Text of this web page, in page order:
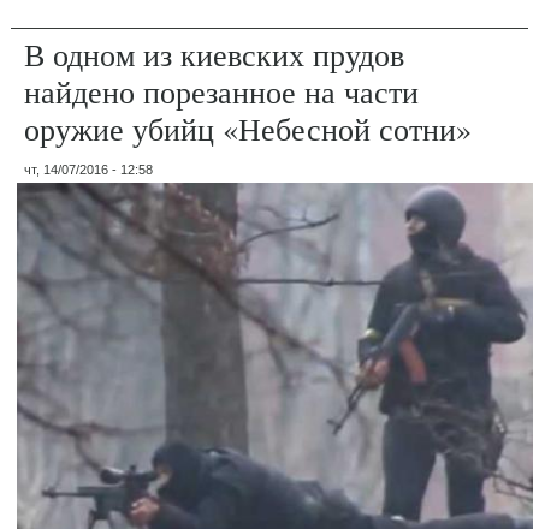
В одном из киевских прудов
найдено порезанное на части
оружие убийц «Небесной сотни»
чт, 14/07/2016 - 12:58